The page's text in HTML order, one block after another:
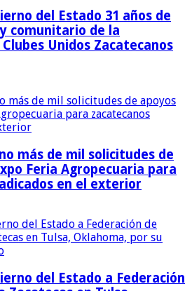
del Estado 31 años de
comunitario de la
Unidos Zacatecanos
más de mil solicitudes de
Feria Agropecuaria para
en el exterior
del Estado a Federación